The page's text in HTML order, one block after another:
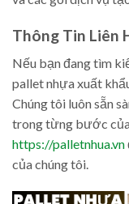
Thông Tin Liên
Nếu bạn đang tìm
pallet nhựa xuất
Chúng tôi luôn sẵn
trong từng bước
https://palletnhua.vn
của chúng tôi.